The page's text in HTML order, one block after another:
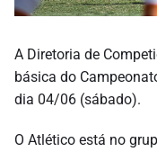
A Diretoria de
básica do
dia 04/06 (sábado).
O Atlético está no